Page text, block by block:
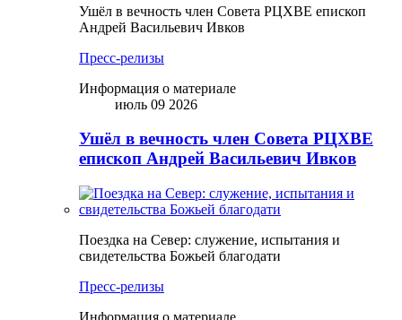
Ушёл в вечность член Совета РЦХВЕ епископ
Андрей Васильевич Ивков
Пресс-релизы
Информация о материале
июль 09 2026
Ушёл в вечность член Совета РЦХВЕ
епископ Андрей Васильевич Ивков
Поездка на Север: служение, испытания и
свидетельства Божьей благодати
Пресс-релизы
Информация о материале